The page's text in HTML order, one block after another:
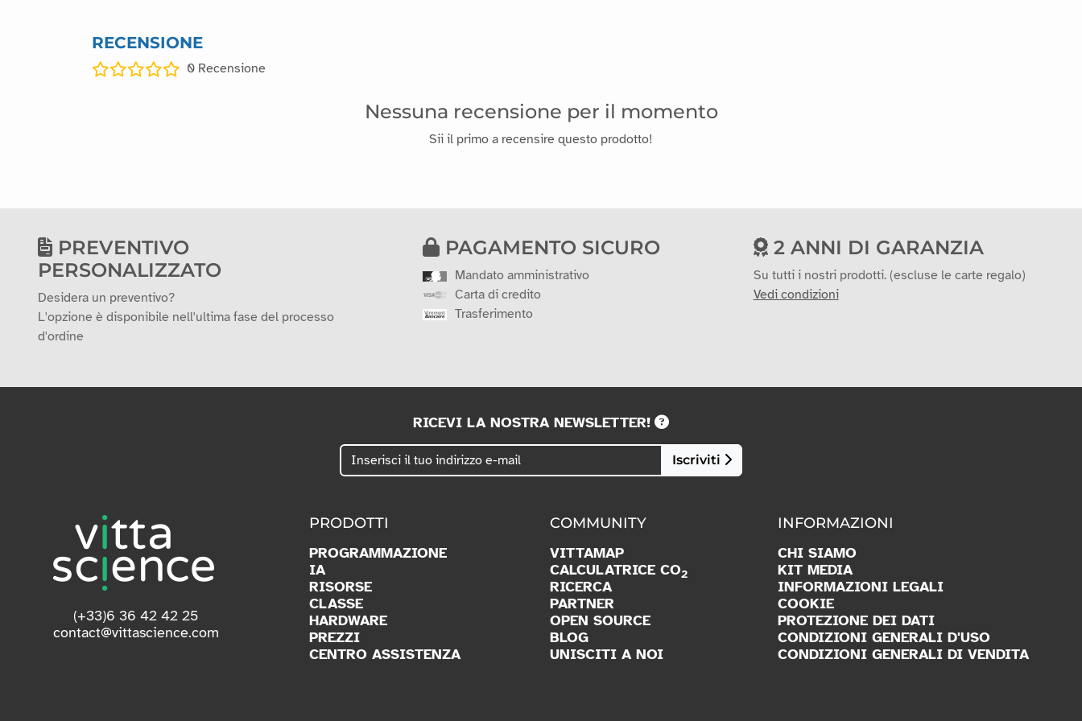
RECENSIONE
0 Recensione
Nessuna recensione per il momento
Sii il primo a recensire questo prodotto!
PREVENTIVO
PERSONALIZZATO
Desidera un preventivo?
L'opzione è disponibile nell'ultima fase del processo
d'ordine
PAGAMENTO SICURO
Mandato amministrativo
Carta di credito
Trasferimento
2 ANNI DI GARANZIA
Su tutti i nostri prodotti. (escluse le carte regalo)
Vedi condizioni
RICEVI LA NOSTRA NEWSLETTER!
Iscriviti
(+33)6 36 42 42 25
contact@vittascience.com
PRODOTTI
PROGRAMMAZIONE
IA
RISORSE
CLASSE
HARDWARE
PREZZI
CENTRO ASSISTENZA
COMMUNITY
VITTAMAP
CALCULATRICE CO2
RICERCA
PARTNER
OPEN SOURCE
BLOG
UNISCITI A NOI
INFORMAZIONI
CHI SIAMO
KIT MEDIA
INFORMAZIONI LEGALI
COOKIE
PROTEZIONE DEI DATI
CONDIZIONI GENERALI D'USO
CONDIZIONI GENERALI DI VENDITA